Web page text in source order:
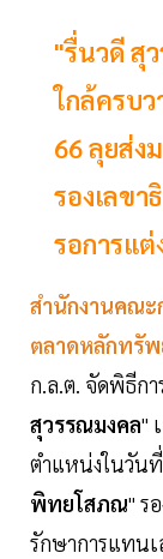
"รื่นวดี สุ
ใกล้ครบว
66 ลุยส่ง
รองเลขา
รอการแต่
สำนักงานคณ
ตลาดหลักทรัพ
ก.ล.ต. จัดพิธีกา
สุวรรณมงคล"
ตำแหน่งในวัน
พิทยโสภณ" ร
รักษาการแทนเ